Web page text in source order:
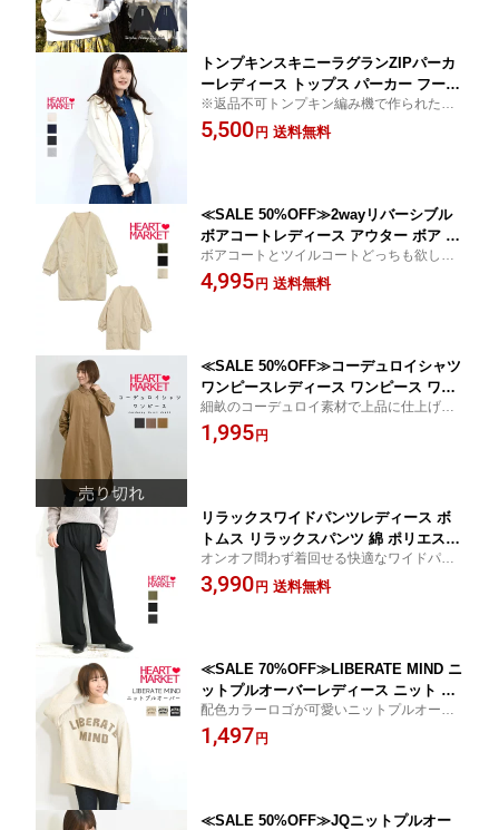
トンプキンスキニーラグランZIPパーカ
ーレディース トップス パーカー フード
フードパーカー ホワイト ブラック グレ
ー ネイビー 青 白 黒 灰色 秋の羽織り パ
※返品不可トンプキン編み機で作られた価
値あるラグランパーカー
5,500 円 送料無料
≪SALE 50%OFF≫2wayリバーシブル
ボアコートレディース アウター ボア ホ
ワイト ブラック カーキ 秋 冬 コート お
宝アイテム SALE/so
ボアコートとツイルコートどっちも欲しい
を叶える2WAY
4,995 円 送料無料
≪SALE 50%OFF≫コーデュロイシャツ
ワンピースレディース ワンピース ワン
ピ カジュアル 春 秋 冬 チャコール グレ
ージュ ベージュ コットン 綿 SALE商品
細畝のコーデュロイ素材で上品に仕上げた
シャツワンピ
1,995 円
リラックスワイドパンツレディース ボ
トムス リラックスパンツ 綿 ポリエステ
ル ブラック カーキ チャコール /bt
オンオフ問わず着回せる快適なワイドパン
ツ
3,990 円 送料無料
≪SALE 70%OFF≫LIBERATE MIND ニ
ットプルオーバーレディース ニット 秋
冬 ナチュラル ホワイト ネイビー カジ
ュアル ロゴ 綿 アクリル ポリエステル
配色カラーロゴが可愛いニットプルオーバ
ー
1,497 円
≪SALE 50%OFF≫JQニットプルオー